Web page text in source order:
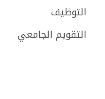
التوظيف
التقويم الجامعي